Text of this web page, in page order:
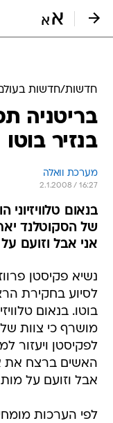
חדשות/חדשות
בריטניה
בנזיר בוטו
מערכת וואלה
2.1.2008 / 16:27
בנאום
של הסקוטלנד
אני אבל וזועם
נשיא פקיסטן
לסיוע בחקירת
בוטו. בנאום
מושרף כי צוות
לפקיסטן ויעזור
האשים ברצח את
אבל וזועם על
לפי הערכות